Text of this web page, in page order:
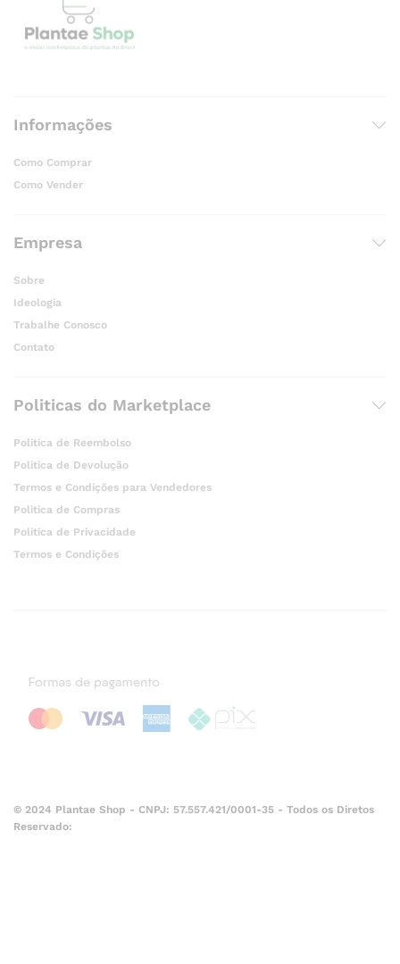
Informações
Como Comprar
Como Vender
Empresa
Sobre
Ideologia
Trabalhe Conosco
Contato
Politicas do Marketplace
Politica de Reembolso
Politica de Devolução
Termos e Condições para Vendedores
Politica de Compras
Politica de Privacidade
Termos e Condições
© 2024 Plantae Shop - CNPJ: 57.557.421/0001-35 - Todos os Diretos
Reservado: